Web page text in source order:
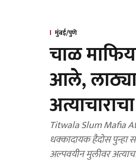
मुंबई/पुणे
चाळ
आले,
Titwala Slum Mafia
धक्कादायक हैदोस पुन्हा
अल्पवयीन मुलीवर